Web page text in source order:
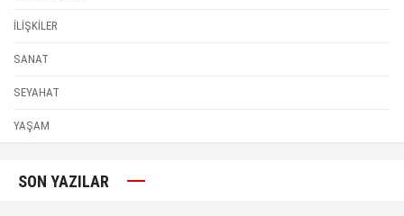
İLİŞKİLER
SANAT
SEYAHAT
YAŞAM
SON YAZILAR